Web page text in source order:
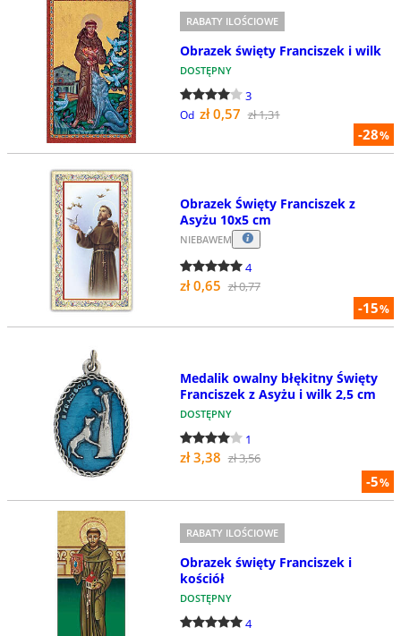
-28%
RABATY ILOŚCIOWE
Obrazek święty Franciszek i wilk
DOSTĘPNY
3
Od zł 0,57 zł 1,31
-15%
Obrazek Święty Franciszek z
Asyżu 10x5 cm
NIEBAWEM
4
zł 0,65 zł 0,77
-5%
Medalik owalny błękitny Święty
Franciszek z Asyżu i wilk 2,5 cm
DOSTĘPNY
1
zł 3,38 zł 3,56
RABATY ILOŚCIOWE
Obrazek święty Franciszek i
kościół
DOSTĘPNY
4